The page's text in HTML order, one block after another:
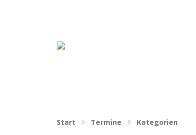
Häng nicht rum. Mach was draus!
Start Termine Kategorien